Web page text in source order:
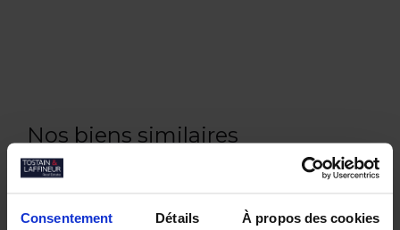
Consentement Détails À propos des cookies
Nos biens similaires